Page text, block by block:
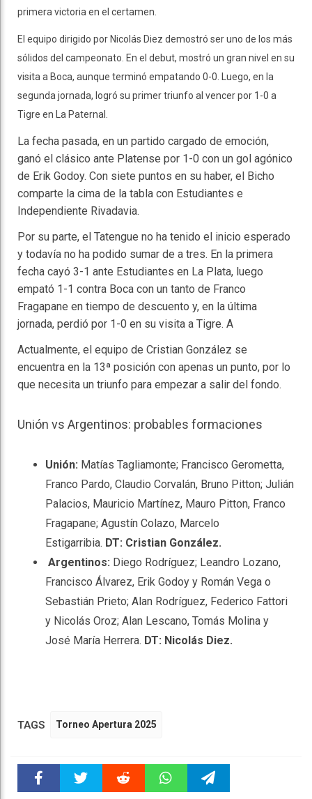
primera victoria en el certamen.
El equipo dirigido por Nicolás Diez demostró ser uno de los más
sólidos del campeonato. En el debut, mostró un gran nivel en su
visita a Boca, aunque terminó empatando 0-0. Luego, en la
segunda jornada, logró su primer triunfo al vencer por 1-0 a
Tigre en La Paternal.
La fecha pasada, en un partido cargado de emoción,
ganó el clásico ante Platense por 1-0 con un gol agónico
de Erik Godoy. Con siete puntos en su haber, el Bicho
comparte la cima de la tabla con Estudiantes e
Independiente Rivadavia.
Por su parte, el Tatengue no ha tenido el inicio esperado
y todavía no ha podido sumar de a tres. En la primera
fecha cayó 3-1 ante Estudiantes en La Plata, luego
empató 1-1 contra Boca con un tanto de Franco
Fragapane en tiempo de descuento y, en la última
jornada, perdió por 1-0 en su visita a Tigre. A
Actualmente, el equipo de Cristian González se
encuentra en la 13ª posición con apenas un punto, por lo
que necesita un triunfo para empezar a salir del fondo.
Unión vs Argentinos: probables formaciones
Unión: Matías Tagliamonte; Francisco Gerometta,
Franco Pardo, Claudio Corvalán, Bruno Pitton; Julián
Palacios, Mauricio Martínez, Mauro Pitton, Franco
Fragapane; Agustín Colazo, Marcelo
Estigarribia. DT: Cristian González.
Argentinos: Diego Rodríguez; Leandro Lozano,
Francisco Álvarez, Erik Godoy y Román Vega o
Sebastián Prieto; Alan Rodríguez, Federico Fattori
y Nicolás Oroz; Alan Lescano, Tomás Molina y
José María Herrera. DT: Nicolás Diez.
TAGS Torneo Apertura 2025